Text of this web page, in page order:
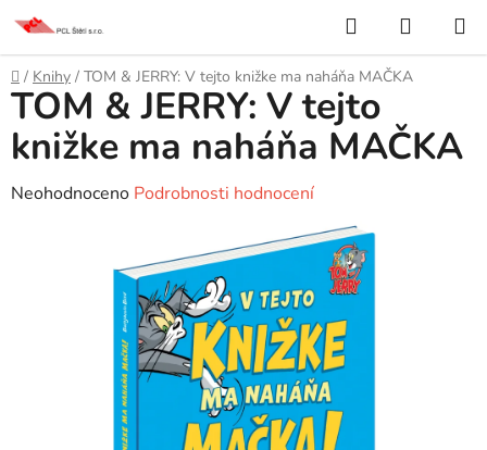
Přejít
obsah
Hledat
KOŠÍK
Domů
/ Knihy / TOM & JERRY: V tejto knižke ma naháňa MAČKA
TOM & JERRY: V tejto
knižke ma naháňa MAČKA
Průměrné
Neohodnoceno Podrobnosti hodnocení